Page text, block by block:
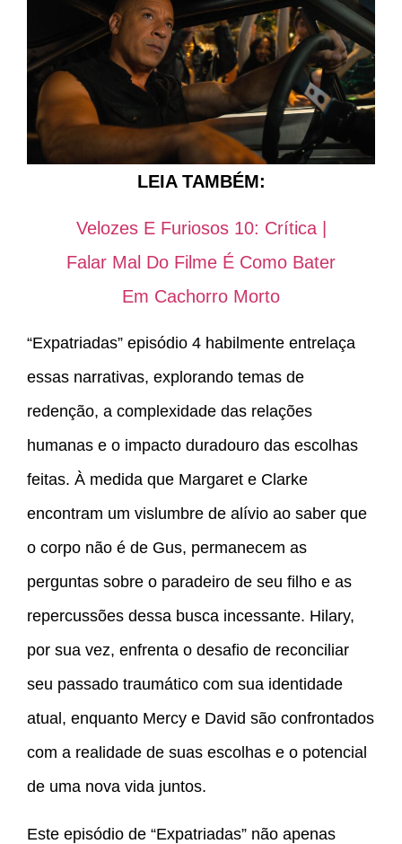
LEIA TAMBÉM:
Velozes E Furiosos 10: Crítica |
Falar Mal Do Filme É Como Bater
Em Cachorro Morto
“Expatriadas” episódio 4 habilmente entrelaça
essas narrativas, explorando temas de
redenção, a complexidade das relações
humanas e o impacto duradouro das escolhas
feitas. À medida que Margaret e Clarke
encontram um vislumbre de alívio ao saber que
o corpo não é de Gus, permanecem as
perguntas sobre o paradeiro de seu filho e as
repercussões dessa busca incessante. Hilary,
por sua vez, enfrenta o desafio de reconciliar
seu passado traumático com sua identidade
atual, enquanto Mercy e David são confrontados
com a realidade de suas escolhas e o potencial
de uma nova vida juntos.
Este episódio de “Expatriadas” não apenas